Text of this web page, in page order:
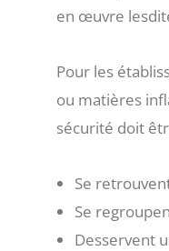
en œuvre
Pour les
ou matières
sécurité doit
Se
Se
Desservent